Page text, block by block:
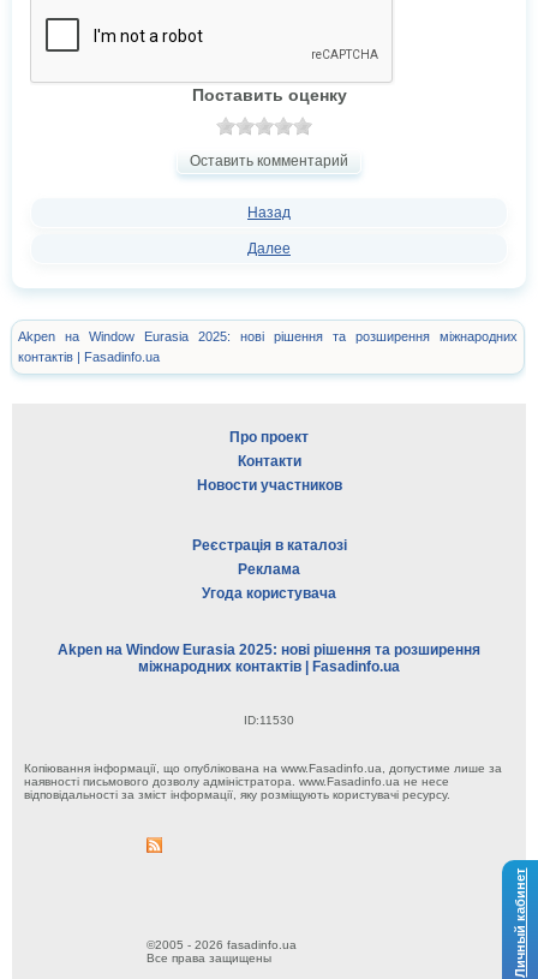
Личный кабинет
Поставить оценку
Оставить комментарий
Назад
Далее
Akpen на Window Eurasia 2025: нові рішення та розширення міжнародних
контактів | Fasadinfo.ua
Про проект
Контакти
Новости участников
Реєстрація в каталозі
Реклама
Угода користувача
Akpen на Window Eurasia 2025: нові рішення та розширення
міжнародних контактів | Fasadinfo.ua
ID:11530
Копіювання інформації, що опублікована на www.Fasadinfo.ua, допустиме лише за
наявності письмового дозволу адміністратора. www.Fasadinfo.ua не несе
відповідальності за зміст інформації, яку розміщують користувачі ресурсу.
©2005 - 2026 fasadinfo.ua
Все права защищены